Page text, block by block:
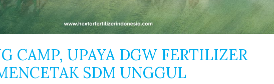
CAMP, UPAYA DGW FERTILIZER
SDM UNGGUL